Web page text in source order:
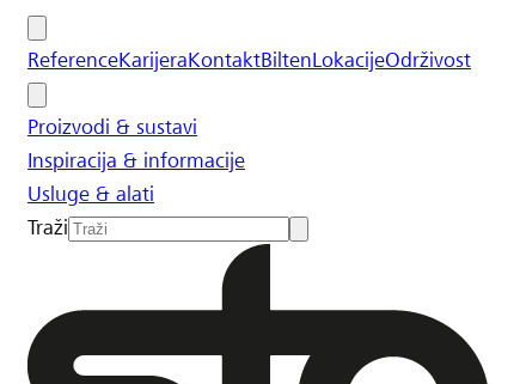
ReferenceKarijeraKontaktBiltenLokacijeOdrživost
Proizvodi & sustavi
Inspiracija & informacije
Usluge & alati
Traži